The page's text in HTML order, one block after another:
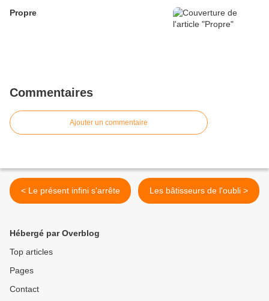
Propre
Commentaires
Ajouter un commentaire
< Le présent infini s'arrête Les bâtisseurs de l'oubli >
Hébergé par Overblog
Top articles
Pages
Contact